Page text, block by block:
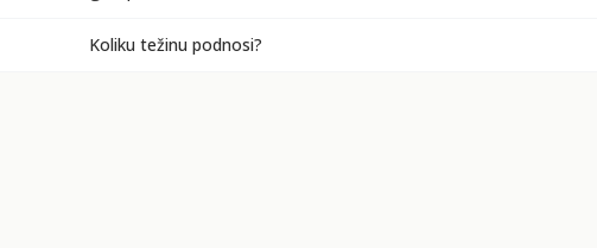
Koliku težinu podnosi?